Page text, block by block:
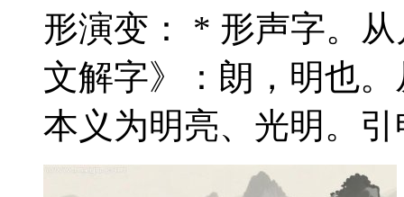
形演变： * 形声字。
文解字》：朗，明也
本义为明亮、光明。